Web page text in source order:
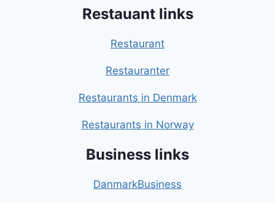
Restauant links
Restaurant
Restauranter
Restaurants in Denmark
Restaurants in Norway
Business links
DanmarkBusiness